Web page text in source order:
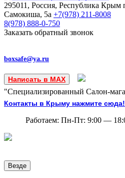
295011, Россия, Республика Крым
Самокиша, 5а +7(978) 211-8008
8(978) 888-0-750
Заказать обратный звонок
boxsafe@ya.ru
Написать в MAX
"Специализированный Салон-
Контакты в Крыму нажмите сюда!
Работаем: Пн-Пт: 9:00 —
Везде